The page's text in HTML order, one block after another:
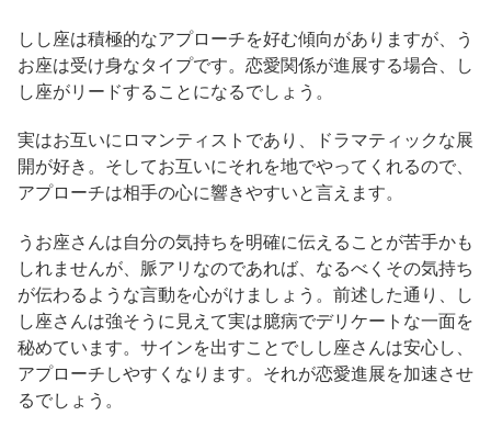
しし座は積極的なアプローチを好む傾向がありますが、う
お座は受け身なタイプです。恋愛関係が進展する場合、し
し座がリードすることになるでしょう。
実はお互いにロマンティストであり、ドラマティックな展
開が好き。そしてお互いにそれを地でやってくれるので、
アプローチは相手の心に響きやすいと言えます。
うお座さんは自分の気持ちを明確に伝えることが苦手かも
しれませんが、脈アリなのであれば、なるべくその気持ち
が伝わるような言動を心がけましょう。前述した通り、し
し座さんは強そうに見えて実は臆病でデリケートな一面を
秘めています。サインを出すことでしし座さんは安心し、
アプローチしやすくなります。それが恋愛進展を加速させ
るでしょう。